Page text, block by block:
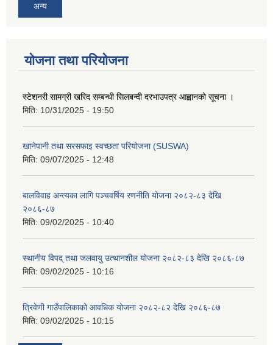
अन्य
योजना तथा परियोजना
स्टेशनरी सामग्री खरिद सम्बन्धी सिलबन्दी दरभाउपत्र आह्वानको सूचना ।
मिति: 10/31/2025 - 19:50
खानेपानी तथा सरसफाइ स्वच्छता परियोजना (SUSWA)
मिति: 09/07/2025 - 12:48
बालविवाह अन्त्यका लागि पञ्चवर्षिय रणनीति योजना २०८२-८३ देखि
२०८६-८७
मिति: 09/02/2025 - 10:40
स्थानीय विपद् तथा जलवायु उत्थानशील योजना २०८२-८३ देखि २०८६-८७
मिति: 09/02/2025 - 10:16
त्रिवेणी गाउँपालिकाको आवधिक योजना २०८२-८२ देखि २०८६-८७
मिति: 09/02/2025 - 10:15